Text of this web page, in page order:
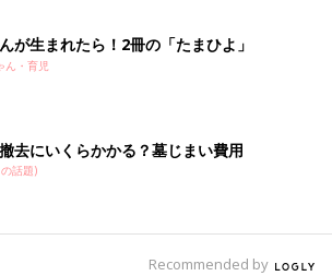
が生まれたら！2冊の「たまひよ」
ん・育児
去にいくらかかる？墓じまい費用
話題)
Recommended by